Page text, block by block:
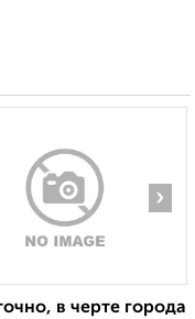
›
в черте города